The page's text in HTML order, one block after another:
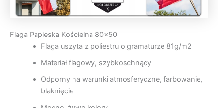
Flaga Papieska Kościelna 80×50
Flaga uszyta z poliestru o gramaturze 81g/m2
Materiał flagowy, szybkoschnący
Odporny na warunki atmosferyczne, farbowanie,
blaknięcie